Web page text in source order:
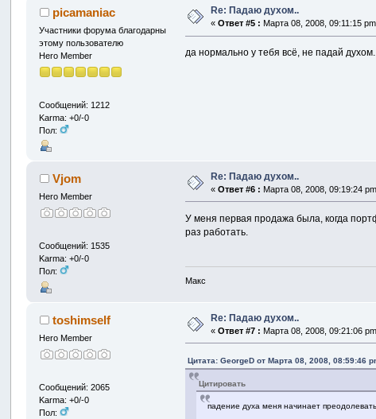
picamaniac
Участники форума благодарны
этому пользователю
Hero Member
Сообщений: 1212
Karma: +0/-0
Пол:
Re: Падаю духом..
«Ответ #5 : Марта 08, 2008, 09:11:15
да нормально у тебя всё, не падай
Vjom
Hero Member
Сообщений: 1535
Karma: +0/-0
Пол:
Re: Падаю духом..
«Ответ #6 : Марта 08, 2008, 09:19:24
У меня первая продажа была, когда
раз работать.
Макс
toshimself
Hero Member
Сообщений: 2065
Karma: +0/-0
Пол:
Re: Падаю духом..
«Ответ #7 : Марта 08, 2008, 09:21:06
Цитата: GeorgeD от Марта 08, 2008, 08:59:46
Цитировать
падение духа меня начинает